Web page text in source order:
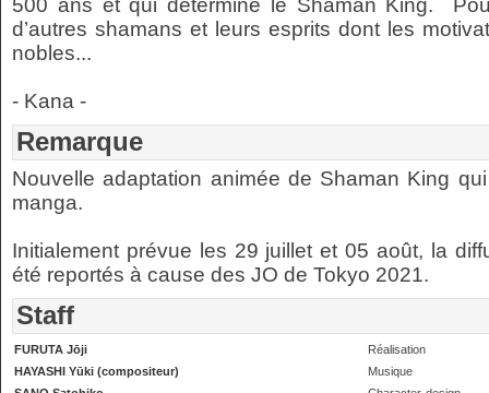
500 ans et qui détermine le Shaman King.⁣
d’autres shamans et leurs esprits dont les
nobles...
- Kana -
Remarque
Nouvelle adaptation animée de Shaman King
manga.
Initialement prévue les 29 juillet et 05 août, la
été reportés à cause des JO de Tokyo 2021.
Staff
FURUTA Jōji
Réalisation
HAYASHI Yūki (compositeur)
Musique